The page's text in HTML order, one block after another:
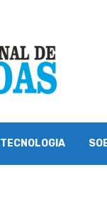
TECNOLOGIA